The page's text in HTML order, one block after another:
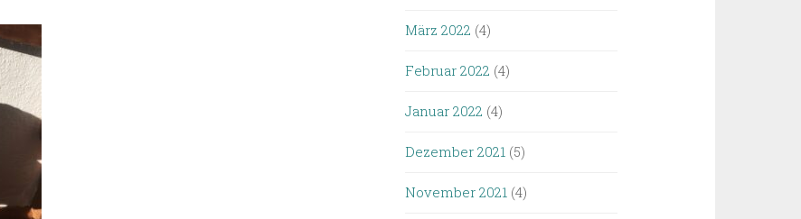
März 2022 (4)
Februar 2022 (4)
Januar 2022 (4)
Dezember 2021 (5)
November 2021 (4)